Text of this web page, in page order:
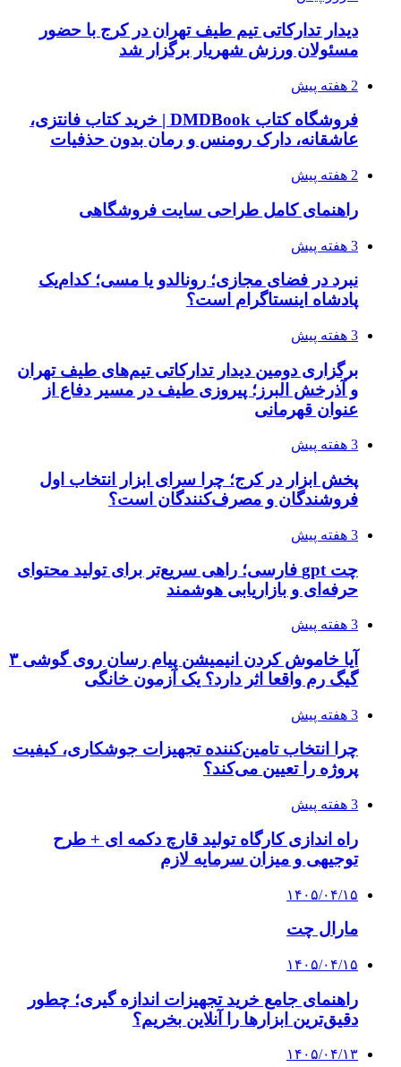
دیدار تدارکاتی تیم طیف تهران در کرج با حضور
مسئولان ورزش شهریار برگزار شد
2 هفته پیش
فروشگاه کتاب DMDBook | خرید کتاب فانتزی،
عاشقانه، دارک رومنس و رمان بدون حذفیات
2 هفته پیش
راهنمای کامل طراحی سایت فروشگاهی
3 هفته پیش
نبرد در فضای مجازی؛ رونالدو یا مسی؛ کدام‌یک
پادشاه اینستاگرام است؟
3 هفته پیش
برگزاری دومین دیدار تدارکاتی تیم‌های طیف تهران
و آذرخش البرز؛ پیروزی طیف در مسیر دفاع از
عنوان قهرمانی
3 هفته پیش
پخش ابزار در کرج؛ چرا سرای ابزار انتخاب اول
فروشندگان و مصرف‌کنندگان است؟
3 هفته پیش
چت gpt فارسی؛ راهی سریع‌تر برای تولید محتوای
حرفه‌ای و بازاریابی هوشمند
3 هفته پیش
آیا خاموش کردن انیمیشن پیام رسان روی گوشی ۳
گیگ رم واقعا اثر دارد؟ یک آزمون خانگی
3 هفته پیش
چرا انتخاب تامین‌کننده تجهیزات جوشکاری، کیفیت
پروژه را تعیین می‌کند؟
3 هفته پیش
راه اندازی کارگاه تولید قارچ دکمه ای + طرح
توجیهی و میزان سرمایه لازم
۱۴۰۵/۰۴/۱۵
مارال چت
۱۴۰۵/۰۴/۱۵
راهنمای جامع خرید تجهیزات اندازه گیری؛ چطور
دقیق‌ترین ابزارها را آنلاین بخریم؟
۱۴۰۵/۰۴/۱۳